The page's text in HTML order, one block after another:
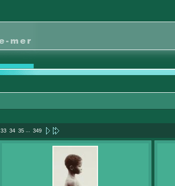
33 34 35 ... 349